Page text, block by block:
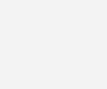
der beschriebenen
um traditionelle
Chancen der
zu nutzen. Mehr noch:
entsprechend
Freilich nur dann, wenn